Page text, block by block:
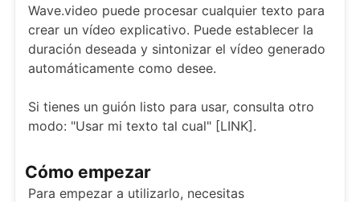
Wave.video puede procesar cualquier texto para
crear un vídeo explicativo. Puede establecer la
duración deseada y sintonizar el vídeo generado
automáticamente como desee.
Si tienes un guión listo para usar, consulta otro
modo: "Usar mi texto tal cual" [LINK].
Cómo empezar
Para empezar a utilizarlo, necesitas